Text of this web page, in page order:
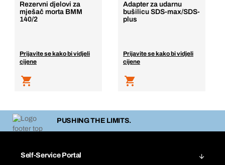
Rezervni djelovi za
mješač morta BMM
140/2
Prijavite se kako bi vidjeli
cijene
Adapter za udarnu
bušilicu SDS-max/SDS-
plus
Prijavite se kako bi vidjeli
cijene
PUSHING THE LIMITS.
Self-Service Portal